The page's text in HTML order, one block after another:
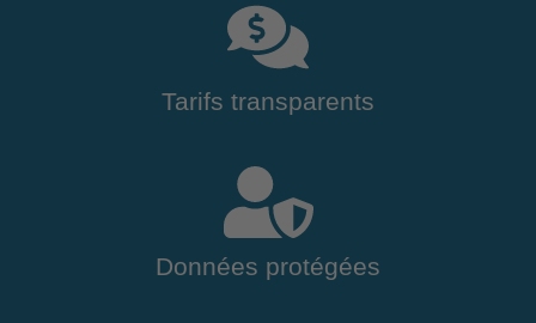
Tarifs transparents
Données protégées